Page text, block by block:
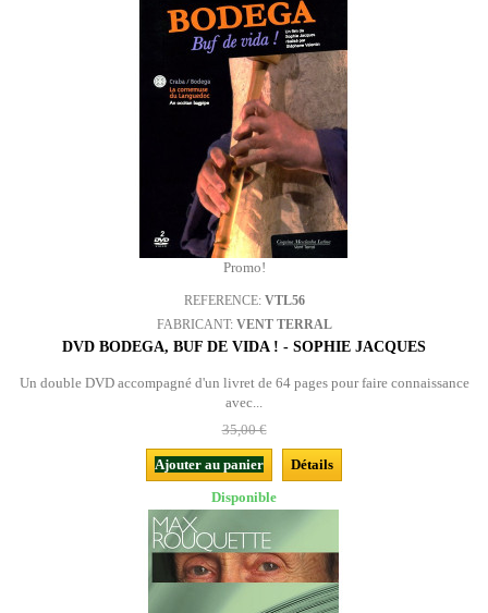
Promo!
REFERENCE: VTL56
FABRICANT: VENT TERRAL
DVD BODEGA, BUF DE VIDA ! - SOPHIE JACQUES
Un double DVD accompagné d'un livret de 64 pages pour faire connaissance
avec...
35,00 €
Ajouter au panier
Détails
Disponible